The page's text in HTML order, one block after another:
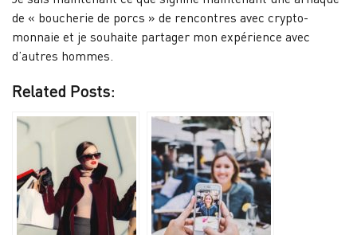
de « boucherie de porcs » de rencontres avec crypto-
monnaie et je souhaite partager mon expérience avec
d’autres hommes.
Related Posts: